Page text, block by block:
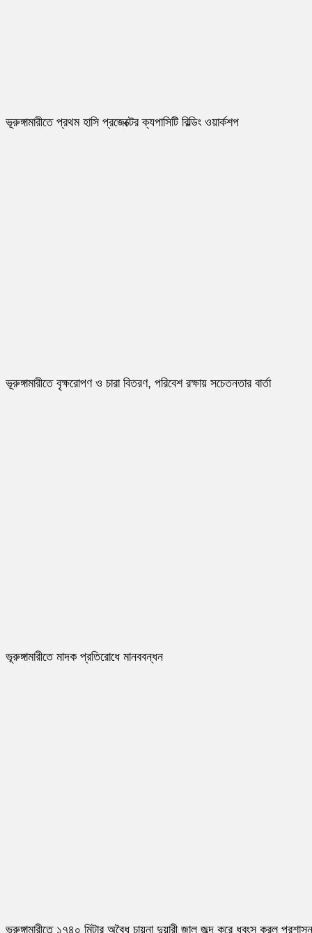
ভূরুঙ্গামারীতে প্রথম হাসি প্রজেক্টের ক্যপাসিটি বিল্ডিং ওয়ার্কশপ
ভূরুঙ্গামারীতে বৃক্ষরোপণ ও চারা বিতরণ, পরিবেশ রক্ষায় সচেতনতার বার্তা
ভূরুঙ্গামারীতে মাদক প্রতিরোধে মানববন্ধন
ভূরুঙ্গামারীতে ১৭৪০ মিটার অবৈধ চায়না দুয়ারী জাল জব্দ করে ধ্বংস করল প্রশাসন